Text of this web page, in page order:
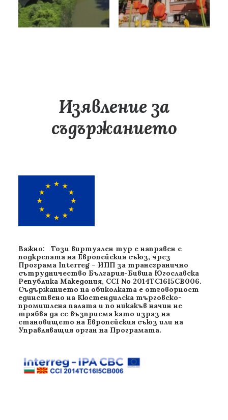
Изявление за
съдържанието
Важно: Този виртуален тур е направен с
подкрепата на Европейския съюз, чрез
Програма Interreg – ИПП за трансгранично
сътрудничество България-Бивша Югославска
Република Македония, CCI No 2014TC16I5CB006.
Съдържанието на обиколката е отговорност
единствено на Кюстендилска търговско-
промишлена палата и по никакъв начин не
трябва да се възприема като израз на
становището на Европейския съюз или на
Управляващия орган на Програмата.